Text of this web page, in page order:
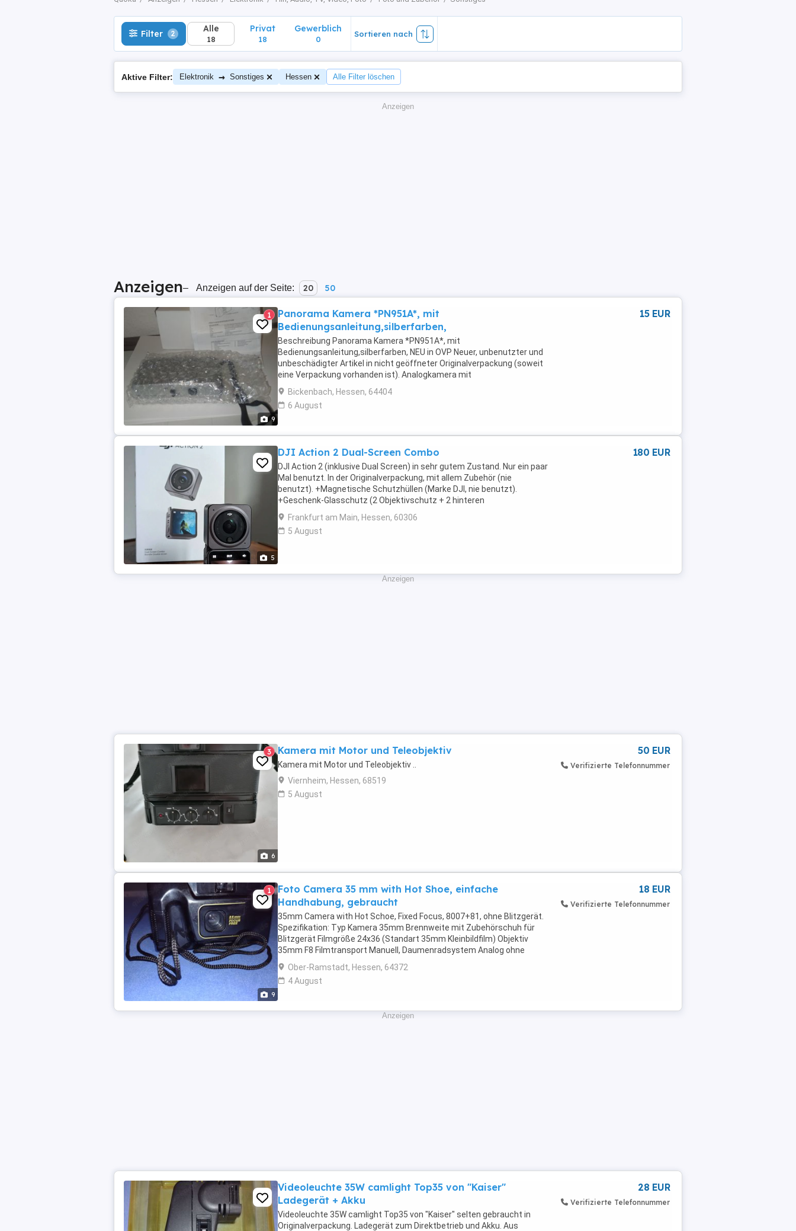
Filter 2 Alle
18
Privat
18
Gewerblich
0
Sortieren nach
Aktive Filter: Elektronik → Sonstiges Hessen Alle Filter löschen
Anzeigen
Anzeigen– Anzeigen auf der Seite: 20 50
9
1
Panorama Kamera *PN951A*, mit
Bedienungsanleitung,silberfarben,
Beschreibung Panorama Kamera *PN951A*, mit
Bedienungsanleitung,silberfarben, NEU in OVP Neuer, unbenutzter und
unbeschädigter Artikel in nicht geöffneter Originalverpackung (soweit
eine Verpackung vorhanden ist). Analogkamera mit
Bedienungsanleitung,Größe ca. 12 x 7 x 5 cmDies ist ein Privatverkauf,
...
Bickenbach, Hessen, 64404
6 August
15 EUR
5
DJI Action 2 Dual-Screen Combo
DJI Action 2 (inklusive Dual Screen) in sehr gutem Zustand. Nur ein paar
Mal benutzt. In der Originalverpackung, mit allem Zubehör (nie
benutzt). +Magnetische Schutzhüllen (Marke DJI, nie benutzt).
+Geschenk-Glasschutz (2 Objektivschutz + 2 hinteren
Bildschirmschutz + 2 vorderen Bildschirmschutz) (Marke ...
Frankfurt am Main, Hessen, 60306
5 August
180 EUR
Anzeigen
6
3 Kamera mit Motor und Teleobjektiv
Kamera mit Motor und Teleobjektiv ..
Viernheim, Hessen, 68519
5 August
50 EUR
Verifizierte Telefonnummer
9
1
Foto Camera 35 mm with Hot Shoe, einfache
Handhabung, gebraucht
35mm Camera with Hot Schoe, Fixed Focus, 8007+81, ohne Blitzgerät.
Spezifikation: Typ Kamera 35mm Brennweite mit Zubehörschuh für
Blitzgerät Filmgröße 24x36 (Standart 35mm Kleinbildfilm) Objektiv
35mm F8 Filmtransport Manuell, Daumenradsystem Analog ohne
Leerfilm. Minimale Gebrauchsspuren. Privatverkauf ...
Ober-Ramstadt, Hessen, 64372
4 August
18 EUR
Verifizierte Telefonnummer
Anzeigen
Videoleuchte 35W camlight Top35 von "Kaiser"
Ladegerät + Akku
Videoleuchte 35W camlight Top35 von "Kaiser" selten gebraucht in
Originalverpackung. Ladegerät zum Direktbetrieb und Akku. Aus
28 EUR
Verifizierte Telefonnummer